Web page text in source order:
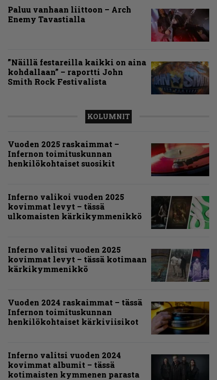
Paluu vanhaan liittoon – Arch
Enemy Tavastialla
”Näillä festareilla kaikki on aina
kohdallaan” – raportti John
Smith Rock Festivalista
KOLUMNIT
Vuoden 2025 raskaimmat –
Infernon toimituskunnan
henkilökohtaiset suosikit
Inferno valikoi vuoden 2025
kovimmat levyt – tässä
ulkomaisten kärkikymmenikkö
Inferno valitsi vuoden 2025
kovimmat levyt – tässä kotimaan
kärkikymmenikkö
Vuoden 2024 raskaimmat – tässä
Infernon toimituskunnan
henkilökohtaiset kärkiviisikot
Inferno valitsi vuoden 2024
kovimmat albumit – tässä
kotimaisten kymmenen parasta